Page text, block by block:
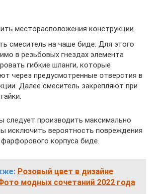
месторасположения конструкции.
смеситель на чаше биде. Для этого
в резьбовых гнездах элемента
гибкие шланги, которые
через предусмотренные отверстия в
Далее смеситель закрепляют при
следует производить максимально
исключить вероятность повреждения
корпуса биде.
Розовый цвет в дизайне
модных сочетаний 2022 года